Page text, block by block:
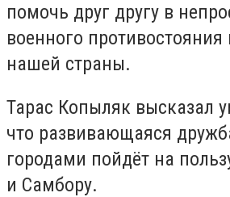
помочь друг другу в
военного противостояния
нашей страны.
Тарас Копыляк высказал
что развивающаяся
городами пойдёт на
и Самбору.